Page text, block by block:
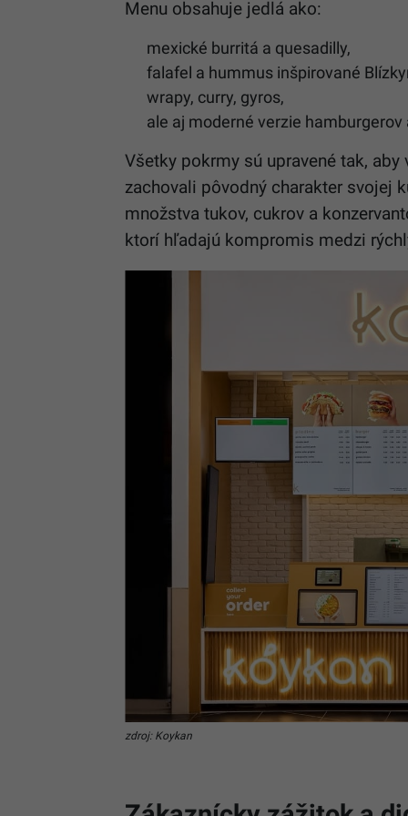
Menu obsahuje jedlá ako:
mexické burritá a quesadilly,
falafel a hummus inšpirované
wrapy, curry, gyros,
ale aj moderné verzie hamburgerov
Všetky pokrmy sú upravené tak,
zachovali pôvodný charakter svojej
množstva tukov, cukrov a
ktorí hľadajú kompromis medzi
zdroj: Koykan